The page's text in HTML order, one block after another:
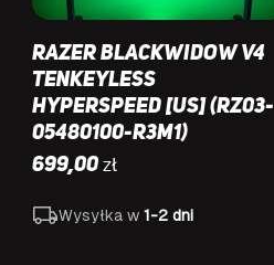
Razer BlackWidow V4
Tenkeyless
HyperSpeed [US] (RZ03-
05480100-R3M1)
699,00 zł
Wysyłka w 1-2 dni